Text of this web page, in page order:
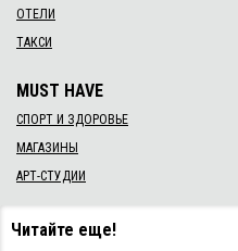
ОТЕЛИ
ТАКСИ
MUST HAVE
СПОРТ И ЗДОРОВЬЕ
МАГАЗИНЫ
АРТ-СТУДИИ
Читайте еще!